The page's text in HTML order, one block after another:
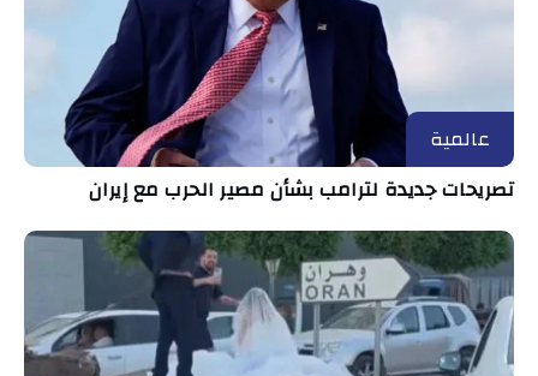
عالمية
تصريحات جديدة لترامب بشأن مصير الحرب مع إيران